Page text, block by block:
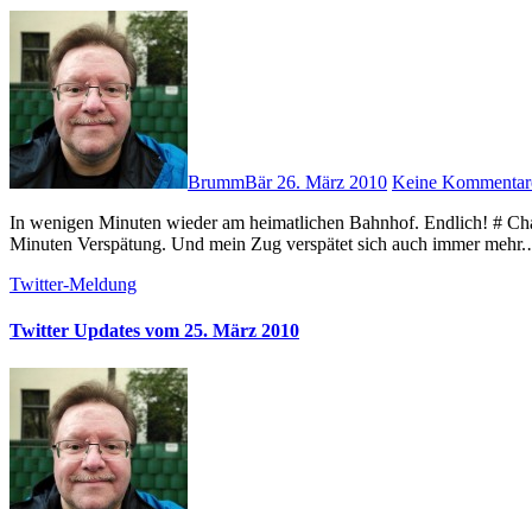
BrummBär 26. März 2010 Keine
In wenigen Minuten wieder am heimatlichen Bahnhof. Endlich! # Chaos auf dem Mannheimer Hbf: Viele Fernstrecken haben 30 bis 40
Minuten Verspätung. Und mein Zug verspätet sich auch immer
Twitter-Meldung
Twitter Updates vom 25. März 2010